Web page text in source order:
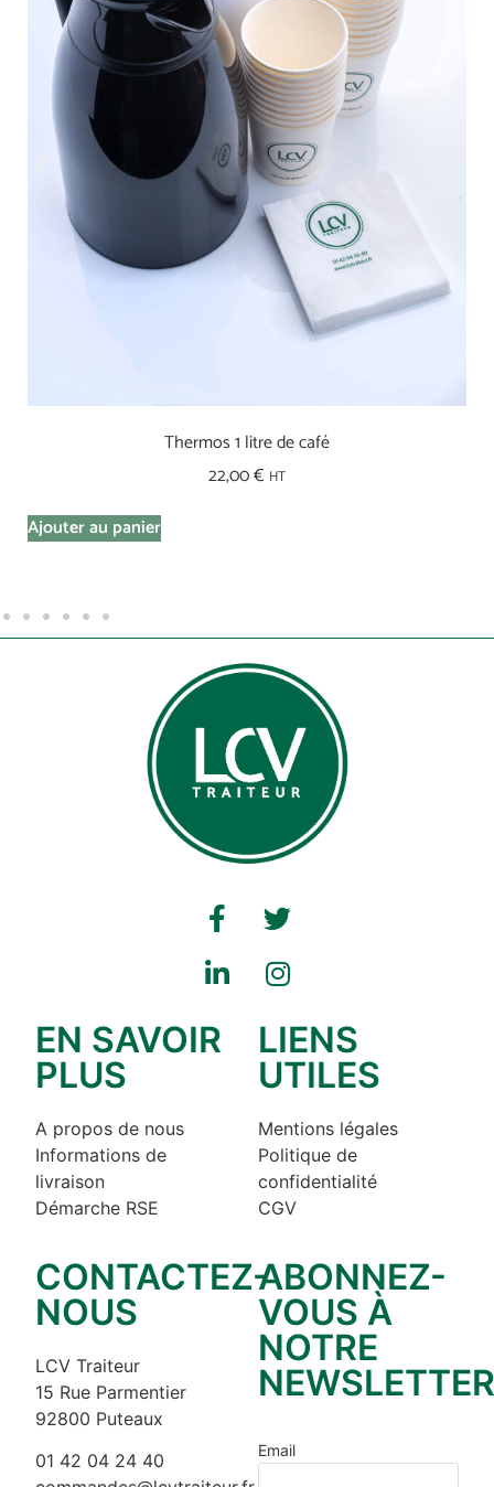
Thermos 1 litre de café
22,00€ HT
Ajouter au panier
EN SAVOIR
PLUS
A propos de nous
Informations de
livraison
Démarche RSE
LIENS
UTILES
Mentions légales
Politique de
confidentialité
CGV
CONTACTEZ-
NOUS
LCV Traiteur
15 Rue Parmentier
92800 Puteaux
01 42 04 24 40
ABONNEZ-
VOUS À
NOTRE
NEWSLETTER
Email